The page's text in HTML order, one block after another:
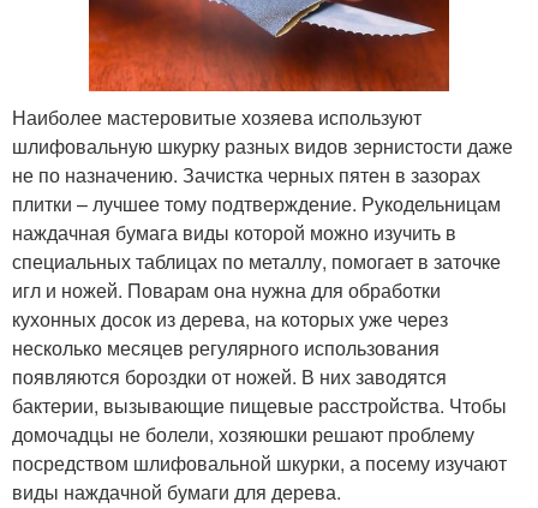
Наиболее мастеровитые хозяева используют
шлифовальную шкурку разных видов зернистости даже
не по назначению. Зачистка черных пятен в зазорах
плитки – лучшее тому подтверждение. Рукодельницам
наждачная бумага виды которой можно изучить в
специальных таблицах по металлу, помогает в заточке
игл и ножей. Поварам она нужна для обработки
кухонных досок из дерева, на которых уже через
несколько месяцев регулярного использования
появляются бороздки от ножей. В них заводятся
бактерии, вызывающие пищевые расстройства. Чтобы
домочадцы не болели, хозяюшки решают проблему
посредством шлифовальной шкурки, а посему изучают
виды наждачной бумаги для дерева.